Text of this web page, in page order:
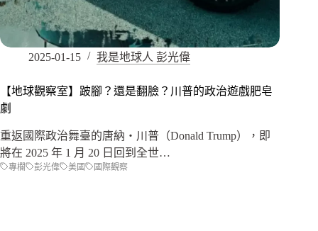
2025-01-15 我是地球人 彭光偉
【地球觀察室】跛腳？還是翻臉？川普的政治遊戲肥皂
劇
重返國際政治舞臺的唐納‧川普（Donald Trump），即
將在 2025 年 1 月 20 日回到全世…
專欄 彭光偉 美國 國際觀察